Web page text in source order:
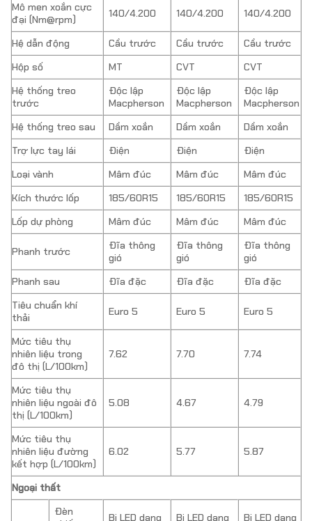
Mô men xoắn cực
đại (Nm@rpm)
140/4.200 140/4.200 140/4.200
Hệ dẫn động Cầu trước Cầu trước
Cầu trước
Hộp số
MT CVT
CVT
Hệ thống treo
trước
Độc lập
Macpherson
Độc lập
Macpherson
Độc lập
Macpherson
Hệ thống treo sau
Dầm xoắn Dầm xoắn
Dầm xoắn
Trợ lực tay lái
Điện Điện
Điện
Loại vành
Mâm đúc Mâm đúc
Mâm đúc
Kích thước lốp
185/60R15 185/60R15
185/60R15
Lốp dự phòng
Mâm đúc Mâm đúc Mâm đúc
Phanh trước
Đĩa thông
gió
Đĩa thông
gió
Đĩa thông
gió
Phanh sau
Đĩa đặc Đĩa đặc
Đĩa đặc
Tiêu chuẩn khí
thải
Euro 5 Euro 5 Euro 5
Mức tiêu thụ
nhiên liệu trong
đô thị (L/100km)
7.62 7.70 7.74
Mức tiêu thụ
nhiên liệu ngoài đô
thị (L/100km)
5.08 4.67 4.79
Mức tiêu thụ
nhiên liệu đường
kết hợp (L/100km)
6.02 5.77 5.87
Ngoại thất
Đèn
Bi LED dạng Bi LED dạng Bi LED dạng